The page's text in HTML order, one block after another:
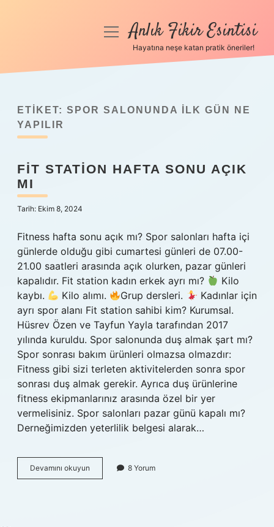
Anasayfa
Yasal Uyarı
menüyüAnlık Fikir Esintisi
Hayatına neşe katan pratik öneriler!
ETIKET: SPOR SALONUNDA ILK GÜN NE
YAPILIR
FIT STATION HAFTA SONU AÇIK
MI
Tarih: Ekim 8, 2024
Fitness hafta sonu açık mı? Spor salonları hafta içi
günlerde olduğu gibi cumartesi günleri de 07.00-
21.00 saatleri arasında açık olurken, pazar günleri
kapalıdır. Fit station kadın erkek ayrı mı?
Kilo
kaybı.
Kilo alımı. Grup dersleri.
Kadınlar için
ayrı spor alanı Fit station sahibi kim? Kurumsal.
Hüsrev Özen ve Tayfun Yayla tarafından 2017
yılında kuruldu. Spor salonunda duş almak şart mı?
Spor sonrası bakım ürünleri olmazsa olmazdır:
Fitness gibi sizi terleten aktivitelerden sonra spor
sonrası duş almak gerekir. Ayrıca duş ürünlerine
fitness ekipmanlarınız arasında özel bir yer
vermelisiniz. Spor salonları pazar günü kapalı mı?
Derneğimizden yeterlilik belgesi alarak…
Devamını okuyun
Station
8 Yorum